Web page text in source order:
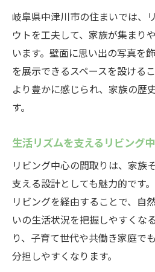
岐阜県中津川市の住まいでは、
ウトを工夫して、家族が集まり
います。壁面に思い出の写真を
を展示できるスペースを設ける
より豊かに感じられ、家族の歴
す。
生活リズムを支えるリビング
リビング中心の間取りは、家族
支える設計としても魅力的です
リビングを経由することで、自
いの生活状況を把握しやすくな
り、子育て世代や共働き家庭で
分担しやすくなります。